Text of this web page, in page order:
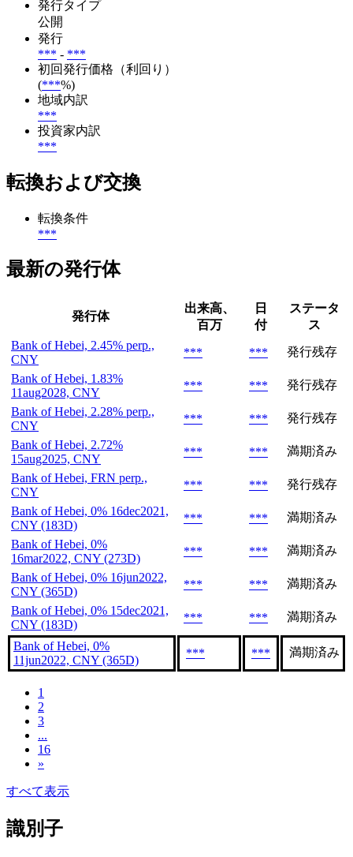
発行タイプ
公開
発行
*** - ***
初回発行価格（利回り）
(***%)
地域内訳
***
投資家内訳
***
転換および交換
転換条件
***
最新の発行体
発行体
出来高、
百万
日
付
ステータ
ス
Bank of Hebei, 2.45% perp.,
CNY
*** ***
発行残存
Bank of Hebei, 1.83%
11aug2028, CNY
*** ***
発行残存
Bank of Hebei, 2.28% perp.,
CNY
*** ***
発行残存
Bank of Hebei, 2.72%
15aug2025, CNY
*** ***
満期済み
Bank of Hebei, FRN perp.,
CNY
*** ***
発行残存
Bank of Hebei, 0% 16dec2021,
CNY (183D)
*** ***
満期済み
Bank of Hebei, 0%
16mar2022, CNY (273D)
*** ***
満期済み
Bank of Hebei, 0% 16jun2022,
CNY (365D)
*** ***
満期済み
Bank of Hebei, 0% 15dec2021,
CNY (183D)
*** *** 満期済み
Bank of Hebei, 0%
11jun2022, CNY (365D)
*** *** 満期済み
1
2
3
...
16
»
すべて表示
識別子